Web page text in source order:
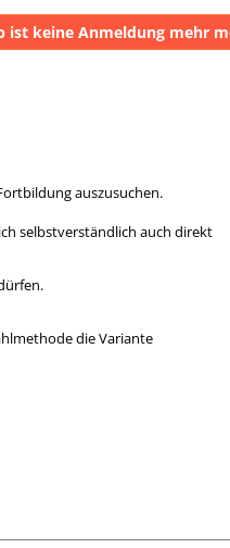
ist keine Anmeldung mehr
auszusuchen.
selbstverständlich auch direkt
die Variante